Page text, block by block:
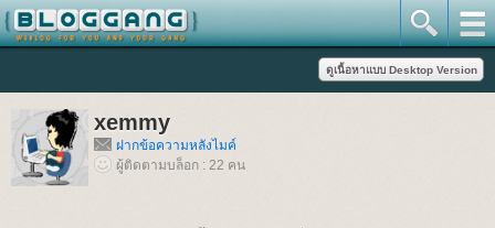
xemmy
ฝากข้อความหลังไมค์
ผู้ติดตามบล็อก : 22 คน